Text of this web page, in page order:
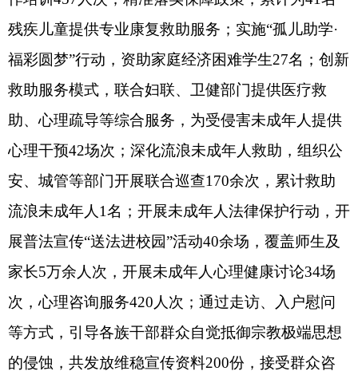
够健全。四是普法宣传精准度、创新性不足，针对
特殊群体、基层群众的普法形式单一。五是法治建
设工作与民政业务工作融合不够紧密，部分任务推
进不够均衡，督查考核、闭环落实机制有待完善，
工作成效有待巩固提升。
三、下一步工作计划
以解决突出问题为导向，紧扣自治区、自治州
法治政府建设部署要求，聚焦民政主责主业，补短
板、强弱项、提质效，持续提升依法行政水平。
（一）强化政治引领，压实法治建设责任。坚
持党对法治政府建设的全面领导，健全责任闭环体
系，推动法治建设走深走实。持续深化习近平法治